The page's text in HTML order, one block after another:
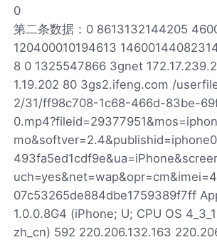
0
第二条数据：0 8613132144205
120400010194613
8 0 1325547866 3gnet
1.19.202 80 3gs2.ifeng.com /
2/31/ff98c708-1c68-466d-83be-
07c53265de884dbe1759389f7ff
1.0.0.8G4 (iPhone; U; CPU OS
zh_cn) 592 220.206.132.163